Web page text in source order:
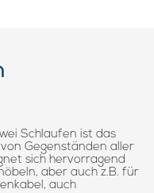
Schlaufen ist das
Gegenständen aller
sich hervorragend
aber auch z.B. für
auch